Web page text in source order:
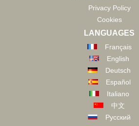
Privacy Policy
Cookies
LANGUAGES
Français
English
Deutsch
Español
Italiano
中文
Русский